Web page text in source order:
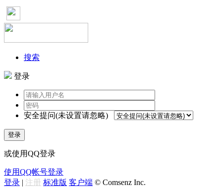
搜索
登录
安全提问(未设置请忽略)
登录
或使用QQ登录
使用QQ帐号登录
登录 | 注册 标准版 客户端 © Comsenz Inc.